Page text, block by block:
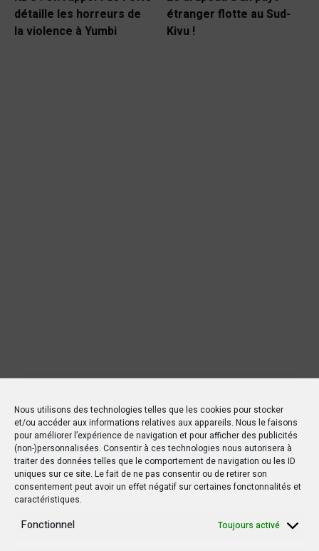
Nous utilisons des technologies telles que les cookies pour stocker
et/ou accéder aux informations relatives aux appareils. Nous le faisons
pour améliorer l’expérience de navigation et pour afficher des publicités
(non-)personnalisées. Consentir à ces technologies nous autorisera à
traiter des données telles que le comportement de navigation ou les ID
uniques sur ce site. Le fait de ne pas consentir ou de retirer son
consentement peut avoir un effet négatif sur certaines fonctonnalités et
caractéristiques.
Fonctionnel Toujours activé
détaille les horreurs de
la violence à Yumbi
étranger flotte au Sud-
Kivu !
Nouvelles Récentes